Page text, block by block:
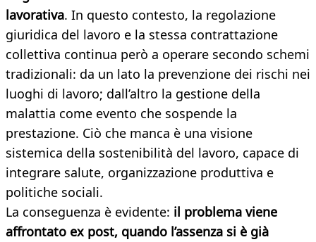
lavorativa. In questo contesto, la regolazione
giuridica del lavoro e la stessa contrattazione
collettiva continua però a operare secondo schemi
tradizionali: da un lato la prevenzione dei rischi nei
luoghi di lavoro; dall’altro la gestione della
malattia come evento che sospende la
prestazione. Ciò che manca è una visione
sistemica della sostenibilità del lavoro, capace di
integrare salute, organizzazione produttiva e
politiche sociali.
La conseguenza è evidente: il problema viene
affrontato ex post, quando l’assenza si è già